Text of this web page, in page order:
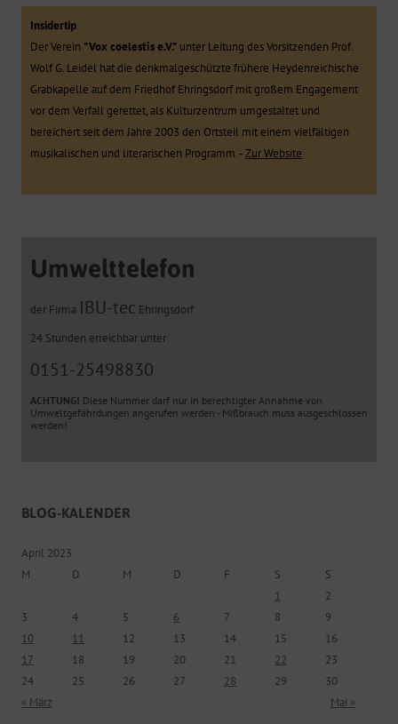
Insidertip
Der Verein "Vox coelestis e.V." unter Leitung des Vorsitzenden Prof.
Wolf G. Leidel hat die denkmalgeschützte frühere Heydenreichische
Grabkapelle auf dem Friedhof Ehringsdorf mit großem Engagement
vor dem Verfall gerettet, als Kulturzentrum umgestaltet und
bereichert seit dem Jahre 2003 den Ortsteil mit einem vielfältigen
musikalischen und literarischen Programm. -Zur Website
Umwelttelefon
der Firma IBU-tec Ehringsdorf
24 Stunden erreichbar unter
0151-25498830
ACHTUNG! Diese Nummer darf nur in berechtigter Annahme von
Umweltgefährdungen angerufen werden - Mißbrauch muss ausgeschlossen
werden!
BLOG-KALENDER
April 2023
M
D M D F S
S
1
2
3
4 5 6 7 8
9
10
11 12 13 14 15
16
17
18 19 20 21 22
23
24
25 26 27 28 29
30
« März
Mai »